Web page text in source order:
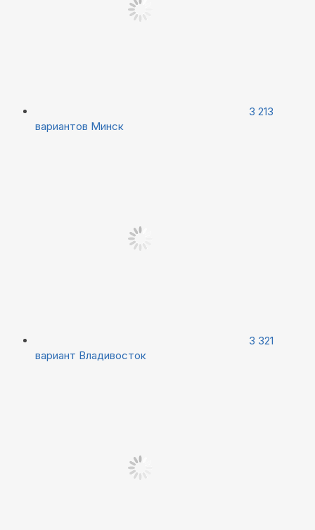
3 213
вариантов Минск
3 321
вариант Владивосток